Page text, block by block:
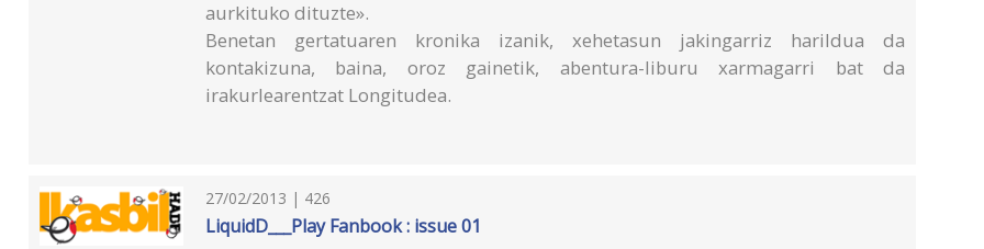
aurkituko dituzte».
Benetan gertatuaren kronika izanik, xehetasun jakingarriz harildua da
kontakizuna, baina, oroz gainetik, abentura-liburu xarmagarri bat da
irakurlearentzat Longitudea.
27/02/2013 | 426
LiquidD___Play Fanbook : issue 01